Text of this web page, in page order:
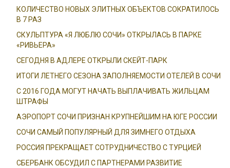
КОЛИЧЕСТВО НОВЫХ ЭЛИТНЫХ ОБЪЕКТОВ СОКРАТИЛОСЬ
В 7 РАЗ
СКУЛЬПТУРА «Я ЛЮБЛЮ СОЧИ» ОТКРЫЛАСЬ В ПАРКЕ
«РИВЬЕРА»
СЕГОДНЯ В АДЛЕРЕ ОТКРЫЛИ СКЕЙТ-ПАРК
ИТОГИ ЛЕТНЕГО СЕЗОНА ЗАПОЛНЯЕМОСТИ ОТЕЛЕЙ В СОЧИ
С 2016 ГОДА МОГУТ НАЧАТЬ ВЫПЛАЧИВАТЬ ЖИЛЬЦАМ
ШТРАФЫ
АЭРОПОРТ СОЧИ ПРИЗНАН КРУПНЕЙШИМ НА ЮГЕ РОССИИ
СОЧИ САМЫЙ ПОПУЛЯРНЫЙ ДЛЯ ЗИМНЕГО ОТДЫХА
РОССИЯ ПРЕКРАЩАЕТ СОТРУДНИЧЕСТВО С ТУРЦИЕЙ
СБЕРБАНК ОБСУДИЛ С ПАРТНЕРАМИ РАЗВИТИЕ